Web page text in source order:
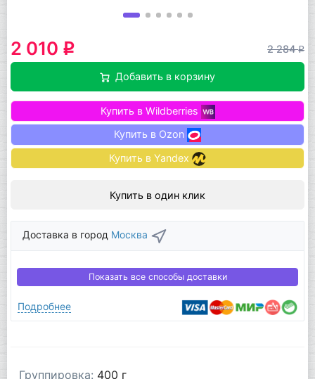
2 010 q 2 284q
Добавить в корзину
Купить в Wildberries
Купить в Ozon
Купить в Yandex
Купить в один клик
Доставка в город Москва
Показать все способы доставки
Подробнее
Группировка: 400 г